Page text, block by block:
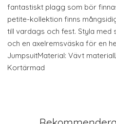
fantastiskt plagg som bör
petite-kollektion finns
till vardags och fest. Styla
och en axelremsväska för en
JumpsuitMaterial: Vävt
Kortärmad